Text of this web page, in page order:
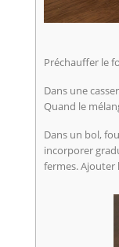
Préchauffer le
Dans une
Quand le
Dans un bol,
incorporer
fermes. Ajouter